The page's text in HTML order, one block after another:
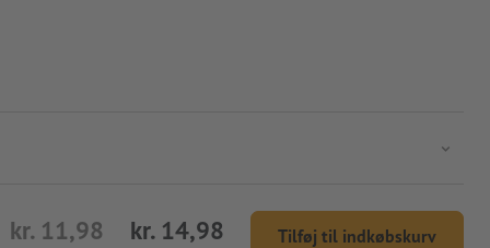
kr. 11,98 kr. 14,98 Tilføj til indkøbskurv